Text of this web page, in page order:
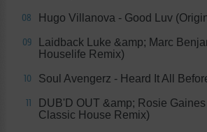
08 Hugo Villanova - Good Luv
09
Laidback Luke &amp; Marc
Houselife Remix)
10 Soul Avengerz - Heard It All
11
DUB'D OUT &amp; Rosie
Classic House Remix)